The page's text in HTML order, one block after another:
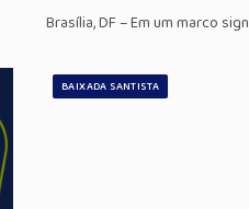
Brasília, DF – Em um marco
BAIXADA SANTISTA